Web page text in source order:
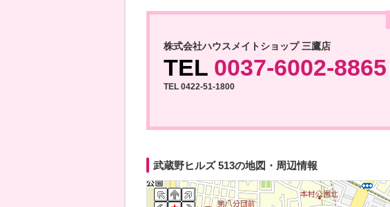
株式会社ハウスメイトショップ 三鷹店
TEL 0037-6002-8865
TEL 0422-51-1800
武蔵野ヒルズ 513の地図・周辺情報